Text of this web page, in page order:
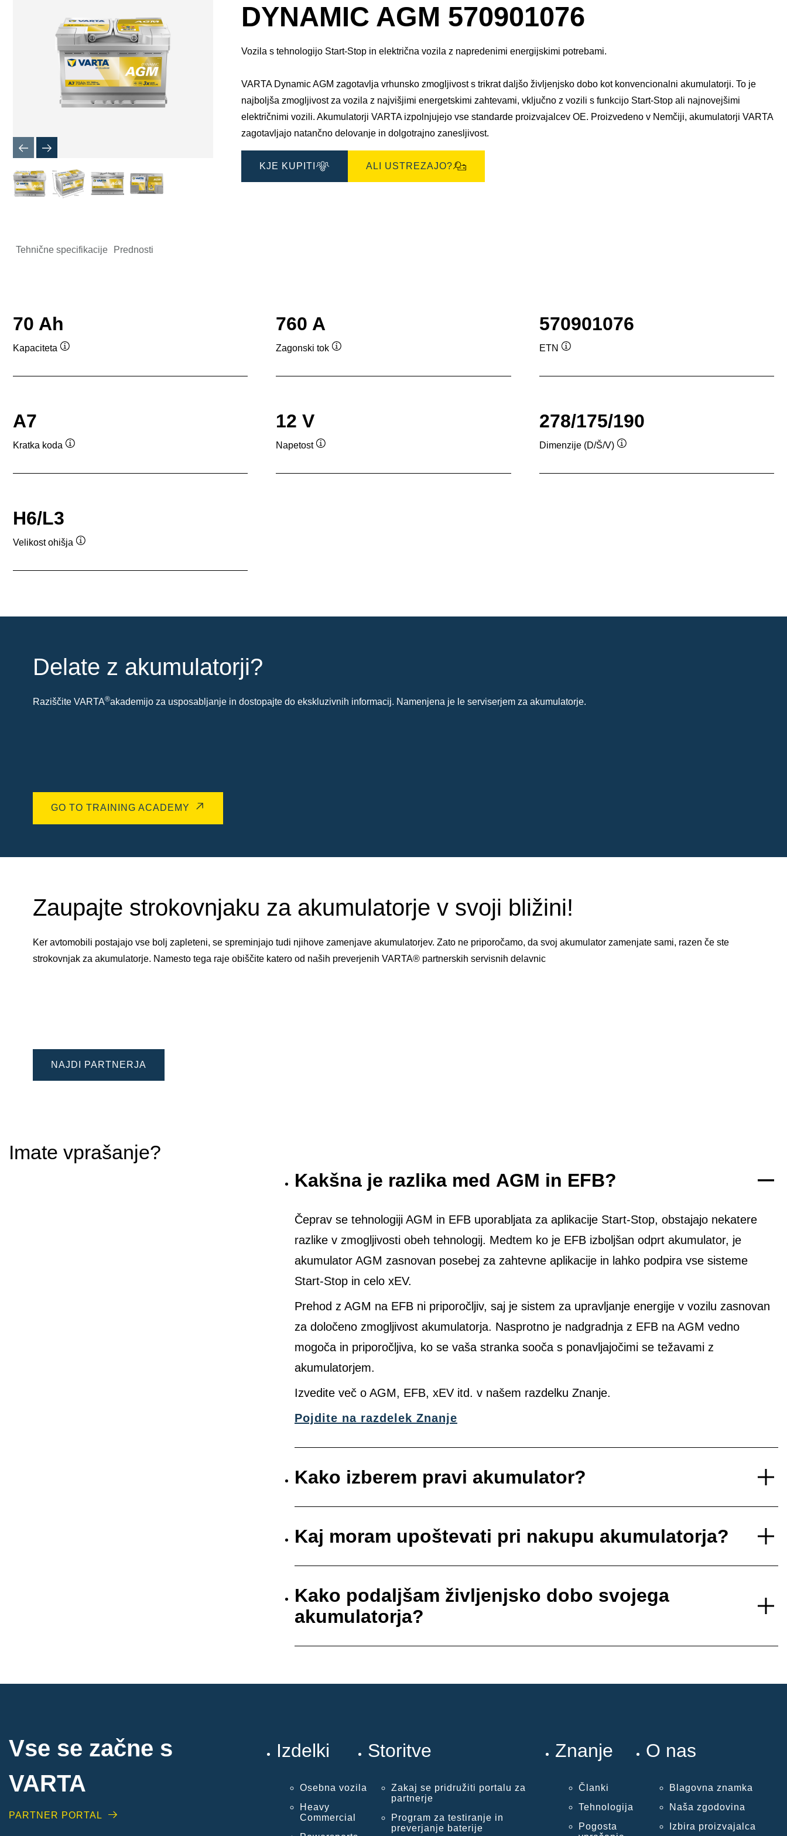
slikami
s
slikami
DYNAMIC AGM 570901076
Vozila s tehnologijo Start-Stop in električna vozila z napredenimi energijskimi potrebami.
VARTA Dynamic AGM zagotavlja vrhunsko zmogljivost s trikrat daljšo življenjsko dobo kot konvencionalni akumulatorji. To je
najboljša zmogljivost za vozila z najvišjimi energetskimi zahtevami, vključno z vozili s funkcijo Start-Stop ali najnovejšimi
električnimi vozili. Akumulatorji VARTA izpolnjujejo vse standarde proizvajalcev OE. Proizvedeno v Nemčiji, akumulatorji VARTA
zagotavljajo natančno delovanje in dolgotrajno zanesljivost.
KJE KUPITI ALI USTREZAJO?
Tehnične specifikacije Prednosti
70 Ah
Kapaciteta
760 A
Zagonski tok
570901076
ETN
A7
Kratka koda
12 V
Napetost
278/175/190
Dimenzije (D/Š/V)
H6/L3
Velikost ohišja
Delate z akumulatorji?
Raziščite VARTA®akademijo za usposabljanje in dostopajte do ekskluzivnih informacij. Namenjena je le serviserjem za akumulatorje.
GO TO TRAINING ACADEMY
Zaupajte strokovnjaku za akumulatorje v svoji bližini!
Ker avtomobili postajajo vse bolj zapleteni, se spreminjajo tudi njihove zamenjave akumulatorjev. Zato ne priporočamo, da svoj akumulator zamenjate sami, razen če ste
strokovnjak za akumulatorje. Namesto tega raje obiščite katero od naših preverjenih VARTA® partnerskih servisnih delavnic
NAJDI PARTNERJA
Imate vprašanje?
Kakšna je razlika med AGM in EFB?
Čeprav se tehnologiji AGM in EFB uporabljata za aplikacije Start-Stop, obstajajo nekatere
razlike v zmogljivosti obeh tehnologij. Medtem ko je EFB izboljšan odprt akumulator, je
akumulator AGM zasnovan posebej za zahtevne aplikacije in lahko podpira vse sisteme
Start-Stop in celo xEV.
Prehod z AGM na EFB ni priporočljiv, saj je sistem za upravljanje energije v vozilu zasnovan
za določeno zmogljivost akumulatorja. Nasprotno je nadgradnja z EFB na AGM vedno
mogoča in priporočljiva, ko se vaša stranka sooča s ponavljajočimi se težavami z
akumulatorjem.
Izvedite več o AGM, EFB, xEV itd. v našem razdelku Znanje.
Pojdite na razdelek Znanje
Kako izberem pravi akumulator?
Kaj moram upoštevati pri nakupu akumulatorja?
Kako podaljšam življenjsko dobo svojega
akumulatorja?
Vse se začne s
VARTA
PARTNER PORTAL
Izdelki
Osebna vozila
Heavy
Commercial
Storitve
Zakaj se pridružiti portalu za
partnerje
Program za testiranje in
preverjanje baterije
Znanje
Članki
Tehnologija
Pogosta
O nas
Blagovna znamka
Naša zgodovina
Izbira proizvajalca